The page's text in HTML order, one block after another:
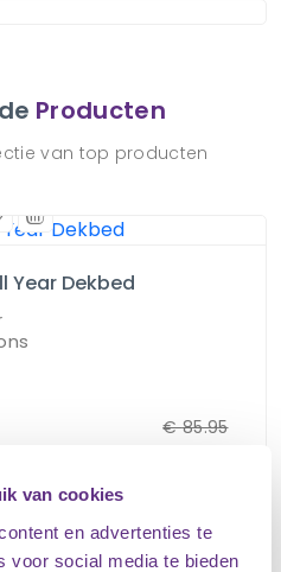
van cookies
en advertenties te
voor social media te bieden
Producten
van top producten
Year Dekbed
€85.95